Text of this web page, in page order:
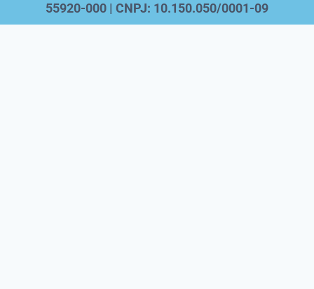
55920-000 | CNPJ: 10.150.050/0001-09